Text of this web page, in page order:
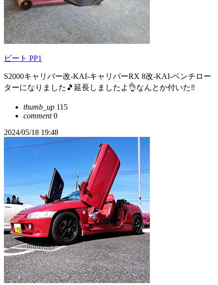
ビート PP1
S2000キャリバー改-KAI-キャリバーRX 8改-KAI-ベンチロー
ターになりました🎵延長しましたよ👌なんとか付いた‼️
thumb_up 115
comment0
2024/05/18 19:48